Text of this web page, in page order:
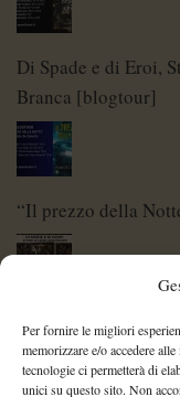
Per fornire le migliori
memorizzare e/o accedere
tecnologie ci permetterà di
unici su questo sito. Non
Di Spade e di Eroi,
Branca [blogtour]
“Il prezzo della
Di Spade e di Eroi